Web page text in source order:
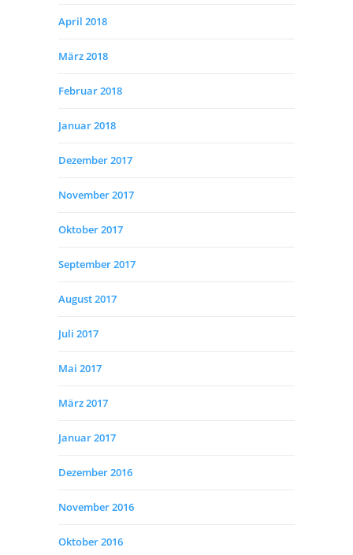
April 2018
März 2018
Februar 2018
Januar 2018
Dezember 2017
November 2017
Oktober 2017
September 2017
August 2017
Juli 2017
Mai 2017
März 2017
Januar 2017
Dezember 2016
November 2016
Oktober 2016